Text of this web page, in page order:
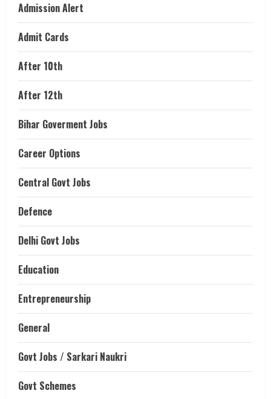
Admission Alert
Admit Cards
After 10th
After 12th
Bihar Goverment Jobs
Career Options
Central Govt Jobs
Defence
Delhi Govt Jobs
Education
Entrepreneurship
General
Govt Jobs / Sarkari Naukri
Govt Schemes